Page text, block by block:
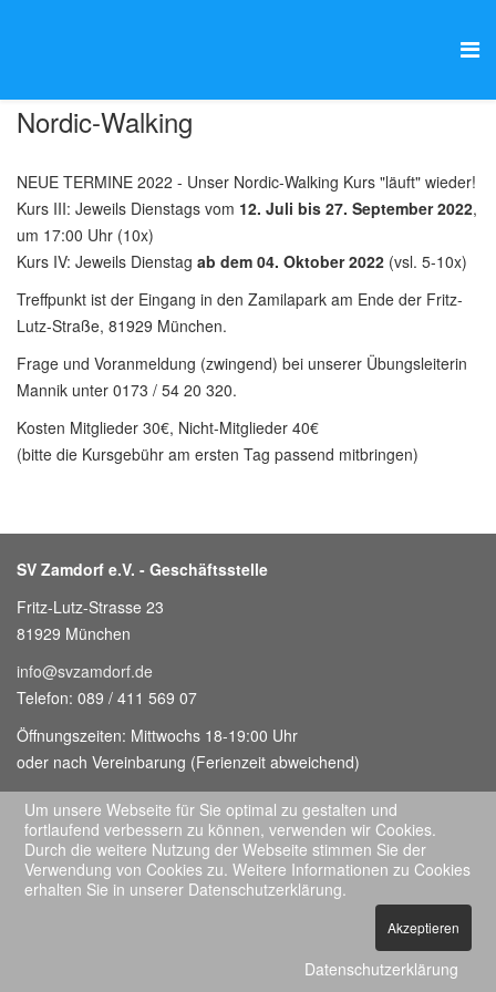
Nordic-Walking
NEUE TERMINE 2022 - Unser Nordic-Walking Kurs "läuft" wieder!
Kurs III: Jeweils Dienstags vom 12. Juli bis 27. September 2022,
um 17:00 Uhr (10x)
Kurs IV: Jeweils Dienstag ab dem 04. Oktober 2022 (vsl. 5-10x)
Treffpunkt ist der Eingang in den Zamilapark am Ende der Fritz-
Lutz-Straße, 81929 München.
Frage und Voranmeldung (zwingend) bei unserer Übungsleiterin
Mannik unter 0173 / 54 20 320.
Kosten Mitglieder 30€, Nicht-Mitglieder 40€
(bitte die Kursgebühr am ersten Tag passend mitbringen)
SV Zamdorf e.V. - Geschäftsstelle
Fritz-Lutz-Strasse 23
81929 München
info@svzamdorf.de
Telefon: 089 / 411 569 07
Öffnungszeiten: Mittwochs 18-19:00 Uhr
oder nach Vereinbarung (Ferienzeit abweichend)
© 2026. All Rights Reserved.
Um unsere Webseite für Sie optimal zu gestalten und
fortlaufend verbessern zu können, verwenden wir Cookies.
Durch die weitere Nutzung der Webseite stimmen Sie der
Verwendung von Cookies zu. Weitere Informationen zu Cookies
erhalten Sie in unserer Datenschutzerklärung.
Akzeptieren
Datenschutzerklärung